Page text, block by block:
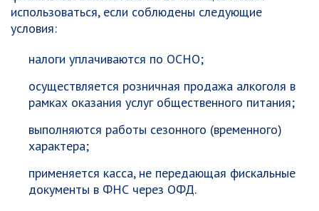
использоваться, если соблюдены следующие
условия:
налоги уплачиваются по ОСНО;
осуществляется розничная продажа алкоголя в
рамках оказания услуг общественного питания;
выполняются работы сезонного (временного)
характера;
применяется касса, не передающая фискальные
документы в ФНС через ОФД.